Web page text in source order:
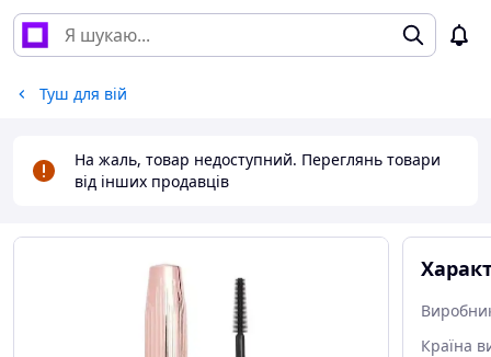
Туш для вій
На жаль, товар недоступний. Переглянь товари
від інших продавців
Країна